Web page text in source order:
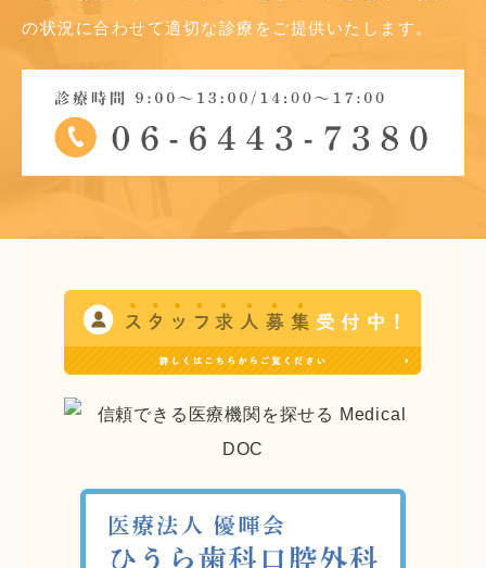
の状況に合わせて適切な診療をご提供いたします。